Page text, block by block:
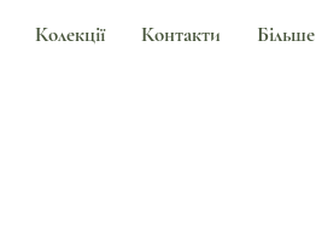
Колекції Контакти Більше